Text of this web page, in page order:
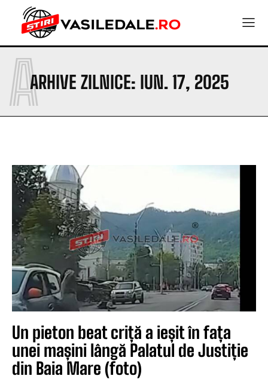
ARHIVE ZILNICE: IUN. 17, 2025
A
Un pieton beat criță a ieșit în fața
unei mașini lângă Palatul de Justiție
din Baia Mare (foto)